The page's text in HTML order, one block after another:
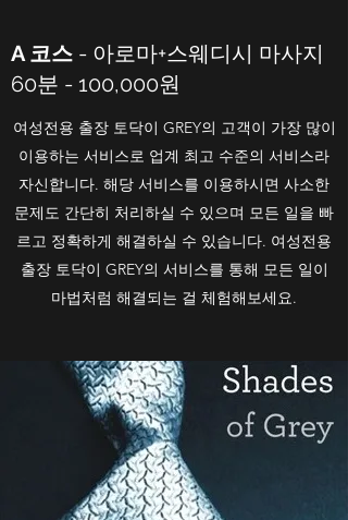
A 코스 - 아로마+스웨디시 마사지
60분 - 100,000원
여성전용 출장 토닥이 GREY의 고객이 가장 많이
이용하는 서비스로 업계 최고 수준의 서비스라
자신합니다. 해당 서비스를 이용하시면 사소한
문제도 간단히 처리하실 수 있으며 모든 일을 빠
르고 정확하게 해결하실 수 있습니다. 여성전용
출장 토닥이 GREY의 서비스를 통해 모든 일이
마법처럼 해결되는 걸 체험해보세요.